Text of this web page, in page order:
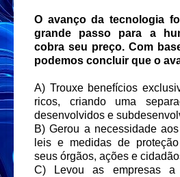
O avanço da tecnologia
grande passo para a
cobra seu preço. Com
podemos concluir que o
A) Trouxe benefícios
ricos, criando uma
desenvolvidos e
B) Gerou a necessidade
leis e medidas de
seus órgãos, ações e
C) Levou as empresas a